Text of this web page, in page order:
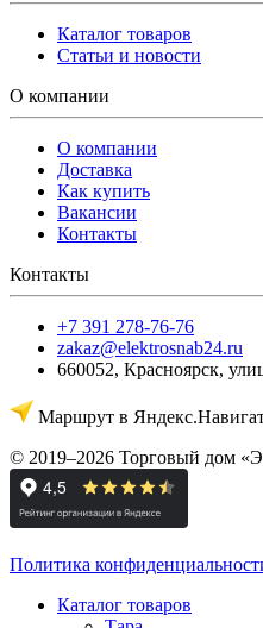
Каталог товаров
Статьи и новости
О компании
О компании
Доставка
Как купить
Вакансии
Контакты
Контакты
+7 391 278-76-76
zakaz@elektrosnab24.ru
660052, Красноярск,
Маршрут в
© 2019–2026 Торговый дом
Политика
Каталог товаров